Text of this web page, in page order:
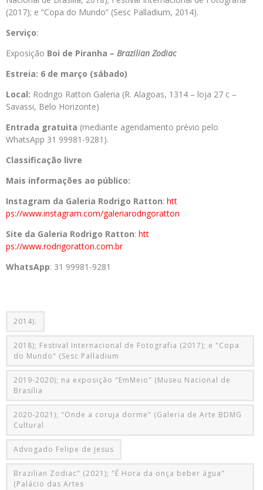
(2017); e “Copa do Mundo” (Sesc Palladium, 2014).
Serviço:
Exposição Boi de Piranha – Brazilian Zodiac
Estreia: 6 de março (sábado)
Local: Rodrigo Ratton Galeria (R. Alagoas, 1314 – loja 27 c –
Savassi, Belo Horizonte)
Entrada gratuita (mediante agendamento prévio pelo
WhatsApp 31 99981-9281).
Classificação livre
Mais informações ao público:
Instagram da Galeria Rodrigo Ratton: htt
ps://www.instagram.com/galeriarodrigoratton
Site da Galeria Rodrigo Ratton: htt
ps://www.rodrigoratton.com.br
WhatsApp: 31 99981-9281
2014).
2018); Festival Internacional de Fotografia (2017); e "Copa
do Mundo" (Sesc Palladium
2019-2020); na exposição "EmMeio" (Museu Nacional de
Brasília
2020-2021); "Onde a coruja dorme" (Galeria de Arte BDMG
Cultural
Advogado Felipe de Jesus
Brazilian Zodiac" (2021); "É Hora da onça beber água"
(Palácio das Artes